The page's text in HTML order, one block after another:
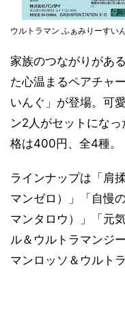
ウルトラマン ふぁみりーすい
家族のつながりがあ
た心温まるペアチャ
いんぐ」が登場。可
ン2人がセットにな
格は400円、全4種。
ラインナップは「肩
マンゼロ）」「自慢
マンタロウ）」「元
ル＆ウルトラマンジ
マンロッソ＆ウルト